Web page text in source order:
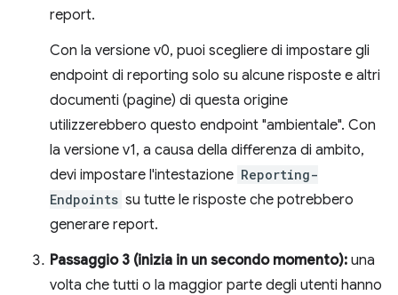
report.
Con la versione v0, puoi scegliere di impostare gli
endpoint di reporting solo su alcune risposte e altri
documenti (pagine) di questa origine
utilizzerebbero questo endpoint "ambientale". Con
la versione v1, a causa della differenza di ambito,
devi impostare l'intestazione Reporting-
Endpoints su tutte le risposte che potrebbero
generare report.
Passaggio 3 (inizia in un secondo momento): una
volta che tutti o la maggior parte degli utenti hanno